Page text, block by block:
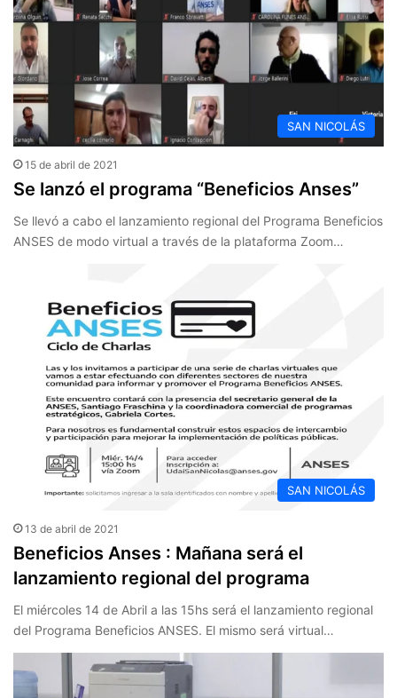
SAN NICOLÁS
15 de abril de 2021
Se lanzó el programa “Beneficios Anses”
Se llevó a cabo el lanzamiento regional del Programa Beneficios
ANSES de modo virtual a través de la plataforma Zoom…
SAN NICOLÁS
13 de abril de 2021
Beneficios Anses : Mañana será el
lanzamiento regional del programa
El miércoles 14 de Abril a las 15hs será el lanzamiento regional
del Programa Beneficios ANSES. El mismo será virtual…